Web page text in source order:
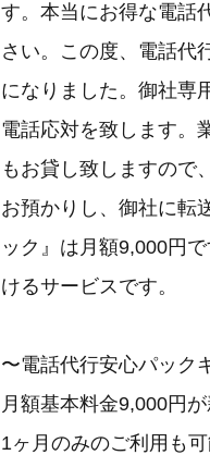
す。本当にお得な電話
さい。この度、電話代
になりました。御社専
電話応対を致します。
もお貸し致しますので
お預かりし、御社に転
ック』は月額9,000円
けるサービスです。
〜電話代行安心パック
月額基本料金9,000円
1ヶ月のみのご利用も